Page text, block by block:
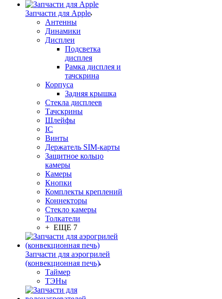
Запчасти для Apple
Антенны
Динамики
Дисплеи
Подсветка
дисплея
Рамка дисплея и
тачскрина
Корпуса
Задняя крышка
Стекла дисплеев
Тачскрины
Шлейфы
IC
Винты
Держатель SIM-карты
Защитное кольцо
камеры
Камеры
Кнопки
Комплекты креплений
Коннекторы
Стекло камеры
Толкатели
+ ЕЩЕ 7
Запчасти для аэрогрилей
(конвекционная печь)
Таймер
ТЭНы